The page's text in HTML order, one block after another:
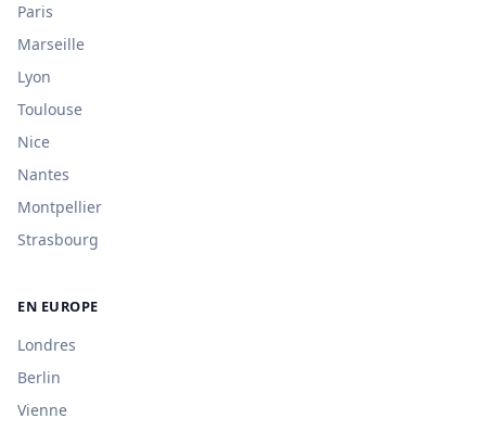
Paris
Marseille
Lyon
Toulouse
Nice
Nantes
Montpellier
Strasbourg
EN EUROPE
Londres
Berlin
Vienne